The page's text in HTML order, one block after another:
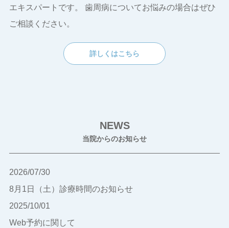
エキスパートです。
歯周病についてお悩みの場合はぜひ
ご相談ください。
詳しくはこちら
NEWS
当院からのお知らせ
2026/07/30
8月1日（土）診療時間のお知らせ
2025/10/01
Web予約に関して